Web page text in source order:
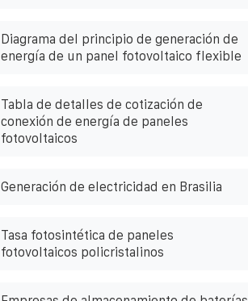
Diagrama del principio de generación de
energía de un panel fotovoltaico flexible
Tabla de detalles de cotización de
conexión de energía de paneles
fotovoltaicos
Generación de electricidad en Brasilia
Tasa fotosintética de paneles
fotovoltaicos policristalinos